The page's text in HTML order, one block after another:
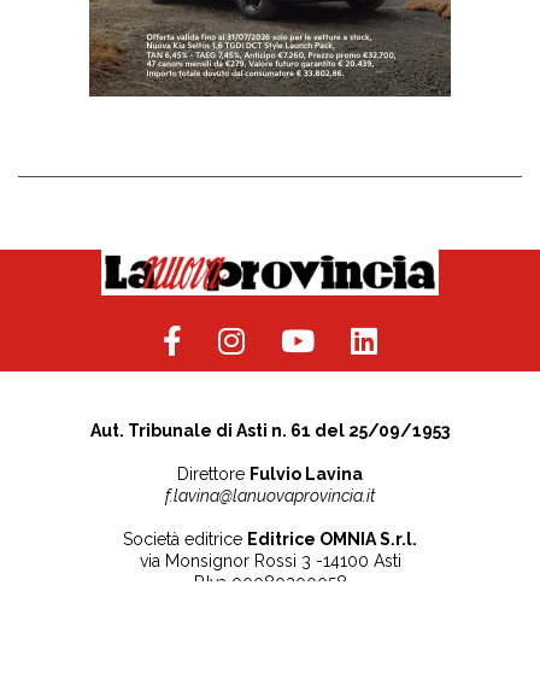
Aut. Tribunale di Asti n. 61 del 25/09/1953
Direttore Fulvio Lavina
f.lavina@lanuovaprovincia.it
Società editrice Editrice OMNIA S.r.l.
via Monsignor Rossi 3 -14100 Asti
P.Iva 00080200058